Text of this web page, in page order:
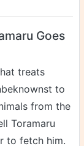
Goes
treats
to
from the
Toramaru
to fetch him.